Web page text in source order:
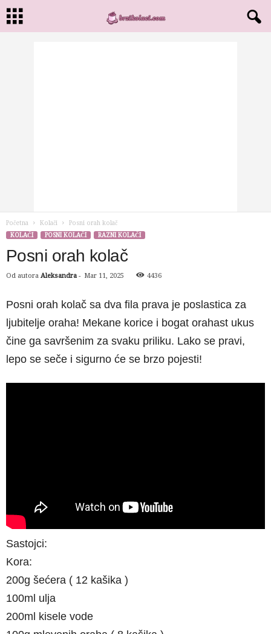
Početna Kolači
Posni orah kolač
KOLAČI
POSNI KOLAČI RAZNI KOLAČI
Posni orah kolač
Od autora Aleksandra - Mar 11, 2025 4436
Posni orah kolač sa dva fila prava je poslastica za
ljubitelje oraha! Mekane korice i bogat orahast ukus
čine ga savršenim za svaku priliku. Lako se pravi,
lepo se seče i sigurno će se brzo pojesti!
Sastojci:
Kora:
200g šećera ( 12 kašika )
100ml ulja
200ml kisele vode